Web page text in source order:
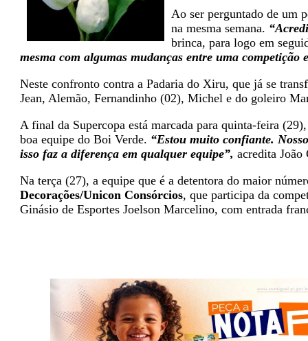
Ao ser perguntado de um
na mesma semana.
brinca, para logo em
mesma com algumas mudanças entre uma competição
Neste confronto contra a Padaria do Xiru, que já se
Jean, Alemão, Fernandinho (02), Michel e do goleiro
A final da Supercopa está marcada para quinta-feira
boa equipe do Boi Verde. “Estou muito confiante.
isso faz a diferença em qualquer equipe”, acredita João
Na terça (27), a equipe que é a detentora do maior
Decorações/Unicon Consórcios, que participa da
Ginásio de Esportes Joelson Marcelino, com entrada